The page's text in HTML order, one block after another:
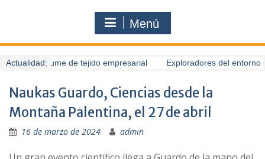
Menú
Actualidad:
Guardo presume de tejido empresarial Exploradores del entorno
Naukas Guardo, Ciencias desde la
Montaña Palentina, el 27 de abril
16 de marzo de 2024 admin